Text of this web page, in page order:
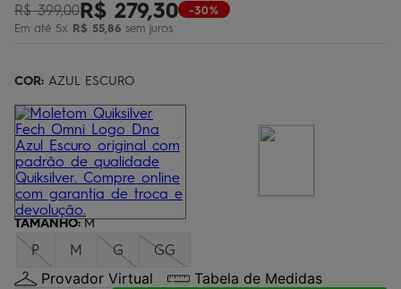
R$ 399,00R$ 279,30
Em até 5x R$ 55,86 sem juros
-30%
COR: AZUL ESCURO
TAMANHO: M
P M G GG
Provador Virtual Tabela de Medidas
5º bermuda
7º jaqueta
8º boardshort
º chinelo
10º calça